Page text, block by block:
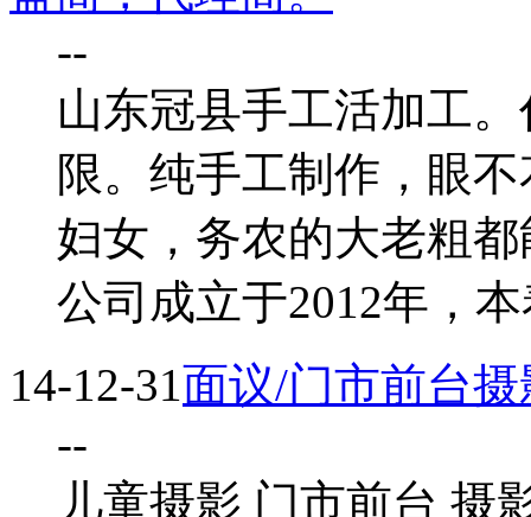
--
山东冠县手工活加工
限。纯手工制作，眼
妇女，务农的大老粗
公司成立于2012年，
14-12-31面议/门市前台
--
儿童摄影 门市前台 摄